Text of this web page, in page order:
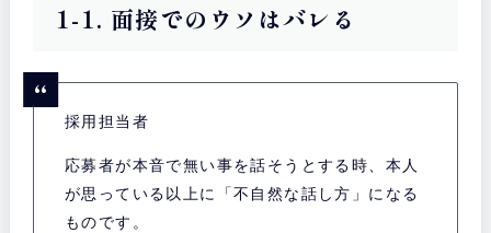
1-1. 面接でのウソはバレる
採用担当者
応募者が本音で無い事を話そうとする時、本人
が思っている以上に「不自然な話し方」になる
ものです。